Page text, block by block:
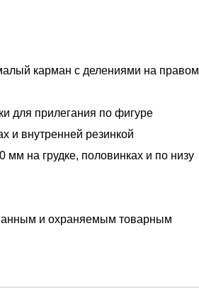
карман с делениями на правом
для прилегания по фигуре
и внутренней резинкой
на грудке, половинках и по низу
и охраняемым товарным